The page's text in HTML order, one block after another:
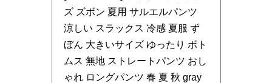
ズ ズボン 夏用 サルエルパンツ
涼しい スラックス 冷感 夏服 ず
ぼん 大きいサイズ ゆったり ボト
ムス 無地 ストレートパンツ おし
ゃれ ロングパンツ 春 夏 秋 gray